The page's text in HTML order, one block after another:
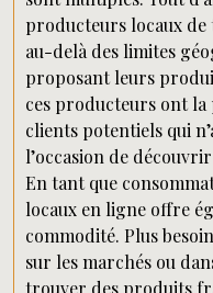
producteurs locaux
au-delà des limites
proposant leurs
ces producteurs ont la
clients potentiels qui
l’occasion de
En tant que
locaux en ligne offre
commodité. Plus
sur les marchés ou
trouver des produits